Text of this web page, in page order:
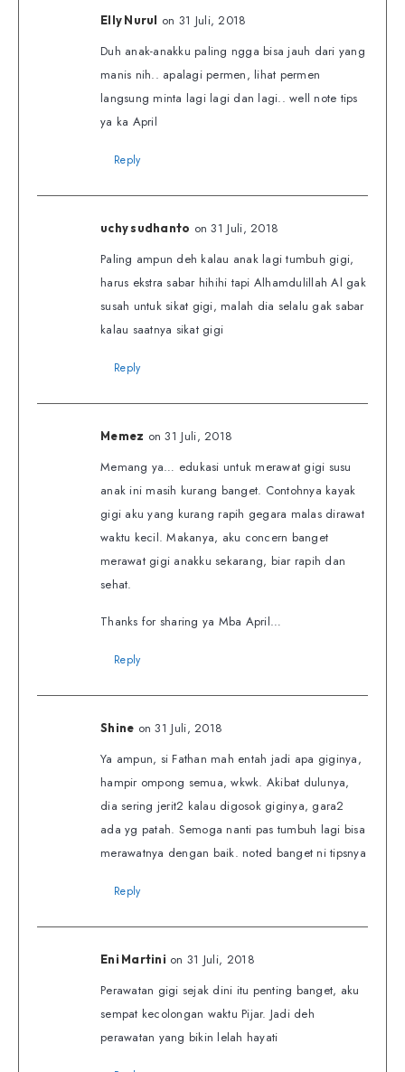
Elly Nurul on 31 Juli, 2018
Duh anak-anakku paling ngga bisa jauh dari yang
manis nih.. apalagi permen, lihat permen
langsung minta lagi lagi dan lagi.. well note tips
ya ka April
Reply
uchy sudhanto on 31 Juli, 2018
Paling ampun deh kalau anak lagi tumbuh gigi,
harus ekstra sabar hihihi tapi Alhamdulillah Al gak
susah untuk sikat gigi, malah dia selalu gak sabar
kalau saatnya sikat gigi
Reply
Memez on 31 Juli, 2018
Memang ya… edukasi untuk merawat gigi susu
anak ini masih kurang banget. Contohnya kayak
gigi aku yang kurang rapih gegara malas dirawat
waktu kecil. Makanya, aku concern banget
merawat gigi anakku sekarang, biar rapih dan
sehat.
Thanks for sharing ya Mba April…
Reply
Shine on 31 Juli, 2018
Ya ampun, si Fathan mah entah jadi apa giginya,
hampir ompong semua, wkwk. Akibat dulunya,
dia sering jerit2 kalau digosok giginya, gara2
ada yg patah. Semoga nanti pas tumbuh lagi bisa
merawatnya dengan baik. noted banget ni tipsnya
Reply
Eni Martini on 31 Juli, 2018
Perawatan gigi sejak dini itu penting banget, aku
sempat kecolongan waktu Pijar. Jadi deh
perawatan yang bikin lelah hayati